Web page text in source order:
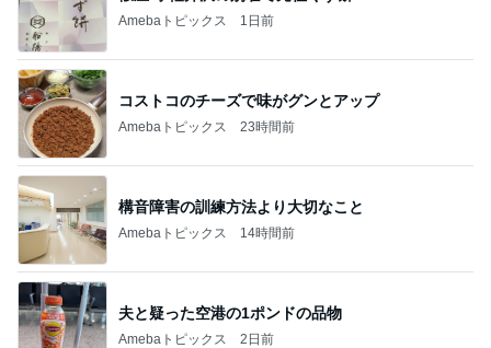
Amebaトピックス 1日前
コストコのチーズで味がグンとアップ
Amebaトピックス 23時間前
構音障害の訓練方法より大切なこと
Amebaトピックス 14時間前
夫と疑った空港の1ポンドの品物
Amebaトピックス 2日前